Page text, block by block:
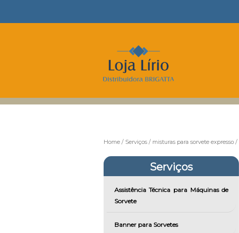
Home Serviços misturas para sorvete expresso
Serviços
Assistência Técnica para Máquinas de
Sorvete
Banner para Sorvetes